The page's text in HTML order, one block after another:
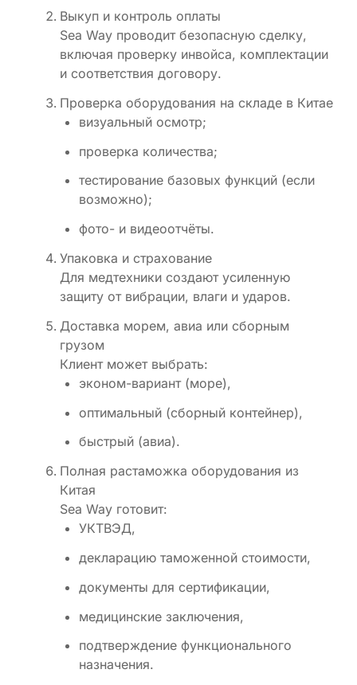
Выкуп и контроль оплаты
Sea Way проводит безопасную сделку,
включая проверку инвойса, комплектации
и соответствия договору.
Проверка оборудования на складе в Китае
визуальный осмотр;
проверка количества;
тестирование базовых функций (если
возможно);
фото- и видеоотчёты.
Упаковка и страхование
Для медтехники создают усиленную
защиту от вибрации, влаги и ударов.
Доставка морем, авиа или сборным
грузом
Клиент может выбрать:
эконом-вариант (море),
оптимальный (сборный контейнер),
быстрый (авиа).
Полная растаможка оборудования из
Китая
Sea Way готовит:
УКТВЭД,
декларацию таможенной стоимости,
документы для сертификации,
медицинские заключения,
подтверждение функционального
назначения.